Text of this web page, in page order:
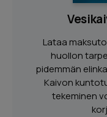
Lataa
huollon
pidemmän
Kaivon
tekeminen